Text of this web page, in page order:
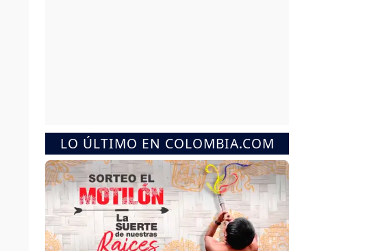
LO ÚLTIMO EN COLOMBIA.COM